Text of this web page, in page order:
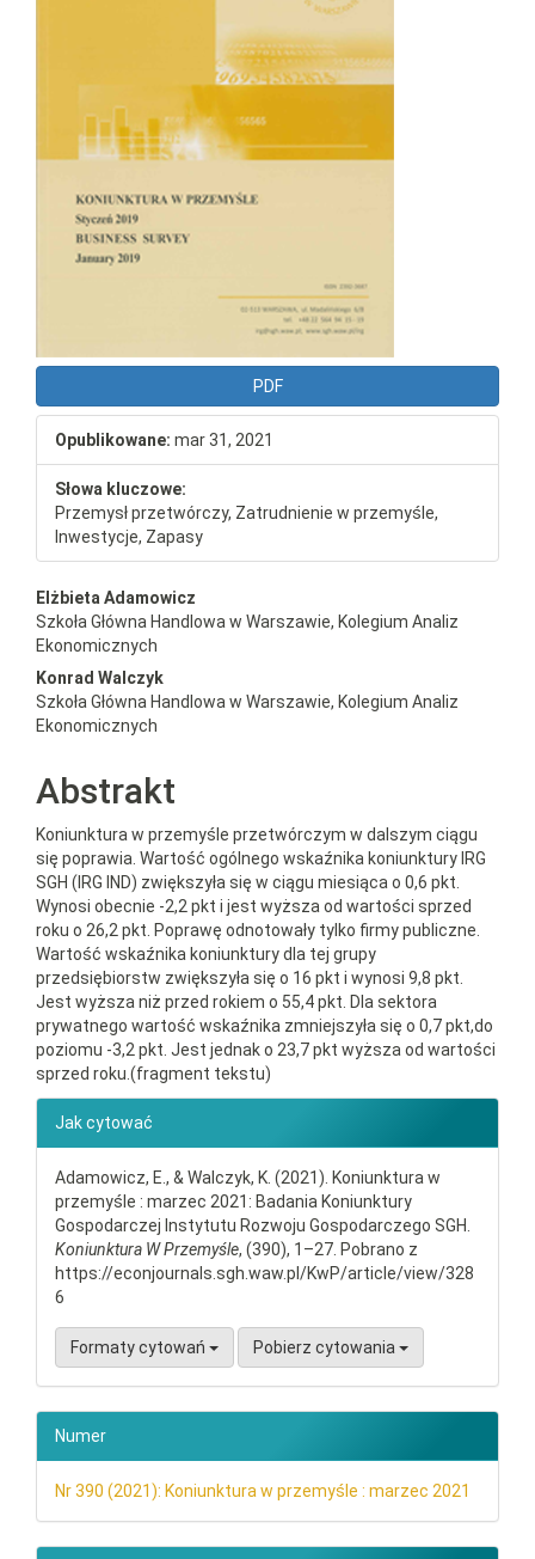
PDF
Opublikowane: mar 31, 2021
Słowa kluczowe:
Przemysł przetwórczy, Zatrudnienie w przemyśle,
Inwestycje, Zapasy
Elżbieta Adamowicz
Szkoła Główna Handlowa w Warszawie, Kolegium Analiz
Ekonomicznych
Konrad Walczyk
Szkoła Główna Handlowa w Warszawie, Kolegium Analiz
Ekonomicznych
Abstrakt
Koniunktura w przemyśle przetwórczym w dalszym ciągu
się poprawia. Wartość ogólnego wskaźnika koniunktury IRG
SGH (IRG IND) zwiększyła się w ciągu miesiąca o 0,6 pkt.
Wynosi obecnie -2,2 pkt i jest wyższa od wartości sprzed
roku o 26,2 pkt. Poprawę odnotowały tylko firmy publiczne.
Wartość wskaźnika koniunktury dla tej grupy
przedsiębiorstw zwiększyła się o 16 pkt i wynosi 9,8 pkt.
Jest wyższa niż przed rokiem o 55,4 pkt. Dla sektora
prywatnego wartość wskaźnika zmniejszyła się o 0,7 pkt,do
poziomu -3,2 pkt. Jest jednak o 23,7 pkt wyższa od wartości
sprzed roku.(fragment tekstu)
Jak cytować
Adamowicz, E., & Walczyk, K. (2021). Koniunktura w
przemyśle : marzec 2021: Badania Koniunktury
Gospodarczej Instytutu Rozwoju Gospodarczego SGH.
Koniunktura W Przemyśle, (390), 1–27. Pobrano z
https://econjournals.sgh.waw.pl/KwP/article/view/328
6
Formaty cytowań Pobierz cytowania
Numer
Nr 390 (2021): Koniunktura w przemyśle : marzec 2021